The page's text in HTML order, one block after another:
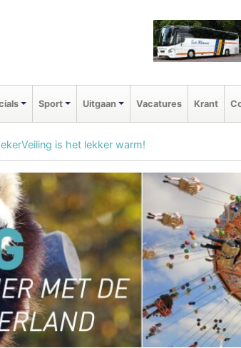
Sport Uitgaan Vacatures Krant
is het lekker warm!